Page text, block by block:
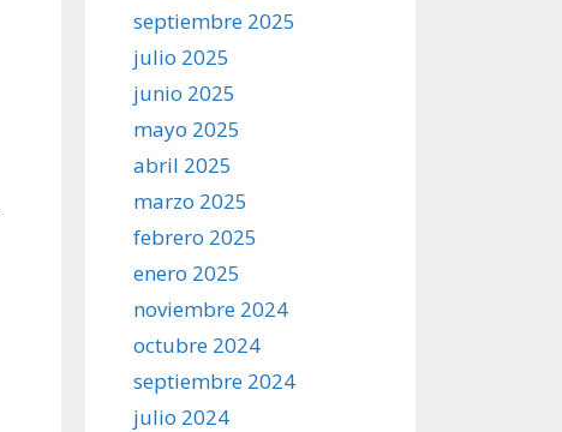
septiembre 2025
julio 2025
junio 2025
mayo 2025
abril 2025
marzo 2025
febrero 2025
enero 2025
noviembre 2024
octubre 2024
septiembre 2024
julio 2024